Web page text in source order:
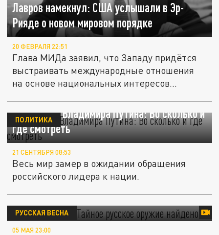
Лавров намекнул: США услышали в Эр-
Рияде о новом мировом порядке
20 ФЕВРАЛЯ 22:51
Глава МИДа заявил, что Западу придётся
выстраивать международные отношения
на основе национальных интересов...
Обращение Владимира Путина: Во сколько и
где смотреть
ПОЛИТИКА
21 СЕНТЯБРЯ 08:53
Весь мир замер в ожидании обращения
российского лидера к нации.
"Вспомнить всё": Тайное русское оружие
найдено
РУССКАЯ ВЕСНА
05 МАЯ 23:00